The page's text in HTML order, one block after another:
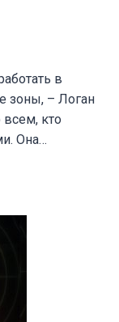
в
зоны, – Логан
кто
Она…